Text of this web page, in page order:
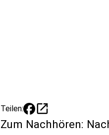
Teilen: open_in_new
Zum Nachhören: